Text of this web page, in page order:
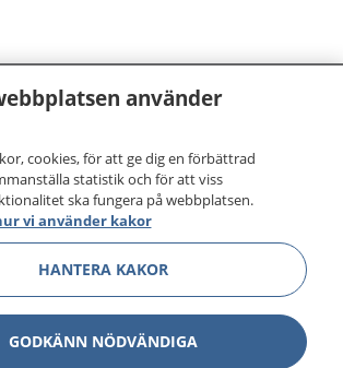
använder
cookies, för att ge dig en förbättrad
statistik och för att viss
ska fungera på webbplatsen.
vi använder kakor
HANTERA KAKOR
GODKÄNN NÖDVÄNDIGA